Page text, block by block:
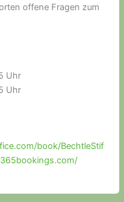
offene Fragen zum
Uhr
Uhr
book/BechtleStif